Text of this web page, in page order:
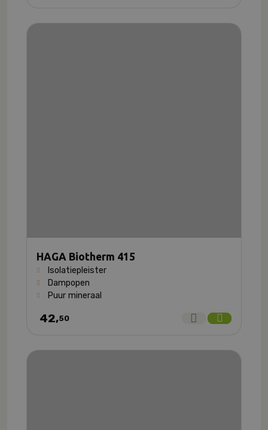
HAGA Biotherm 415
Isolatiepleister
Dampopen
Puur mineraal
42,50